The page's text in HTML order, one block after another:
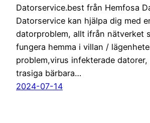
Datorservice.best från Hemfosa
Datorservice kan hjälpa dig med
datorproblem, allt ifrån nätverket
fungera hemma i villan /
problem,virus infekterade datorer,
trasiga bärbara…
2024-07-14